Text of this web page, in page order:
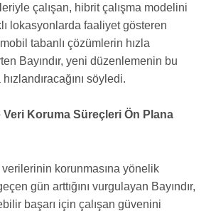
çalışan, hibrit çalışma modelini
lokasyonlarda faaliyet gösteren
tabanlı çözümlerin hızla
Bayındır, yeni düzenlemenin bu
söyledi.
Veri Koruma Süreçleri Ön Plana
verilerinin korunmasına yönelik
gün arttığını vurgulayan Bayındır,
başarı için çalışan güvenini